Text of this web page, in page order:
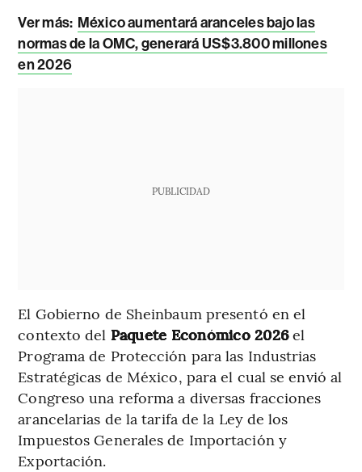
Ver más: México aumentará aranceles bajo las
normas de la OMC, generará US$3.800 millones
en 2026
PUBLICIDAD
El Gobierno de Sheinbaum presentó en el
contexto del Paquete Económico 2026el
Programa de Protección para las Industrias
Estratégicas de México, para el cual se envió al
Congreso una reforma a diversas fracciones
arancelarias de la tarifa de la Ley de los
Impuestos Generales de Importación y
Exportación.